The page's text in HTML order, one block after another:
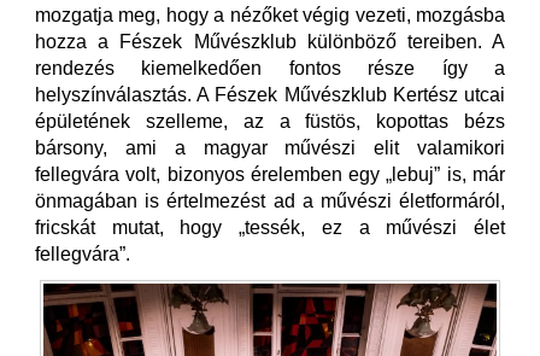
mozgatja meg, hogy a nézőket végig vezeti, mozgásba
hozza a Fészek Művészklub különböző tereiben. A
rendezés kiemelkedően fontos része így a
helyszínválasztás. A Fészek Művészklub Kertész utcai
épületének szelleme, az a füstös, kopottas bézs
bársony, ami a magyar művészi elit valamikori
fellegvára volt, bizonyos érelemben egy „lebuj” is, már
önmagában is értelmezést ad a művészi életformáról,
fricskát mutat, hogy „tessék, ez a művészi élet
fellegvára”.